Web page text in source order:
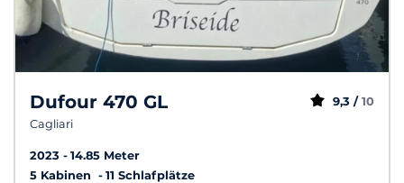
Dufour 470 GL
Cagliari
9,3 / 10
2023
14.85 Meter
5 Kabinen
11 Schlafplätze